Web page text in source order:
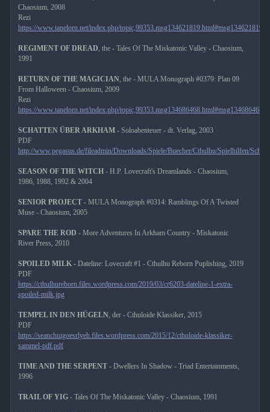
Chaosium, 2008
Rezi
https://www.tanelorn.net/index.php/topic,99353.msg134621819.html#msg134621819
REGIMENT OF DREAD , the - Tales Of The Miskatonic Valley - Chaosium,
1991
RETURN OF THE MAGICIAN, the - MULA Monograph #0379: Plan 09
From Halloween - Chaosium, 2009
Rezi
https://www.tanelorn.net/index.php/topic,99353.msg134686468.html#msg134686468
SCHATTEN ÜBER ARKHAM- Soloabenteuer - dt. Verlag, 2003
PDF
http://www.pegasus.de/fileadmin/Downloads/Spiele/Buecher/Cthulhu/Spielhilfen/
SEASON OF THE WITCH- H.P. Lovecraft's Dreamlands - Chaosium,
1986, 1988, 1992 & 2004
SENIOR PROJECT- MULA Monograph #0314: Ramblings Of A Twisted
Muse - Chaosium, 2005
SPARE THE ROD - More Adventures In Arkham Country - Miskatonic
River Press, 2010
SPOILED MILK- Dateline: Lovecraft #1 - Cthulhu Reborn Puplishing, 2019
PDF
https://cthulhureborn.files.wordpress.com/2019/03/cr6203-dateline-1-extra-
spoiled-milk.jpg
TEMPEL IN DEN HÜGELN, der - Cthuloide Klassiker, 2015
PDF
https://seanchuigoesrlyeh.files.wordpress.com/2015/12/cthuloide-klassiker-
sammel-pdf.pdf
TIME AND THE SERPENT- Dwellers In Shadow - Triad Entertainments,
1996
TRAIL OF YIG- Tales Of The Miskatonic Valley - Chaosium, 1991